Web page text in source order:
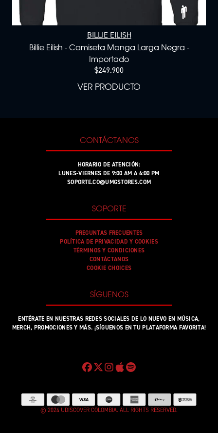
BILLIE EILISH
Billie Eilish - Camiseta Manga Larga Negra -
Importado
$249.900
VER PRODUCTO
CONTÁCTANOS
HORARIO DE ATENCIÓN:
LUNES-VIERNES DE 9:00 AM A 6:00 PM
SOPORTE.CO@UMGSTORES.COM
SOPORTE
PREGUNTAS FRECUENTES
POLÍTICA DE PRIVACIDAD Y COOKIES
TÉRMINOS Y CONDICIONES
CONTÁCTANOS
COOKIE CHOICES
SÍGUENOS
ENTÉRATE EN NUESTRAS REDES SOCIALES DE LO NUEVO EN MÚSICA,
MERCH, PROMOCIONES Y MÁS. ¡SÍGUENOS EN TU PLATAFORMA FAVORITA!
© 2024 UDISCOVER COLOMBIA. ALL RIGHTS RESERVED.